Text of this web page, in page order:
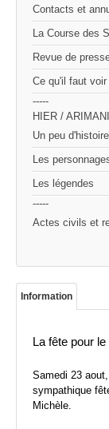
Contacts et
La Course des
Revue de
Ce qu'il faut voir
-----
HIER / ARIMANI
Un peu d'histoire
Les
Les légendes
-----
Actes civils et
Information
La fête pour
Samedi 23
sympathique
Michèle.